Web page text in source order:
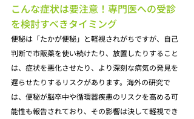
こんな症状は要注意！専門医への受診
を検討すべきタイミング
便秘は「たかが便秘」と軽視されがちですが、自己
判断で市販薬を使い続けたり、放置したりすること
は、症状を悪化させたり、より深刻な病気の発見を
遅らせたりするリスクがあります。海外の研究で
は、便秘が脳卒中や循環器疾患のリスクを高める可
能性も報告されており、その影響は決して軽視でき